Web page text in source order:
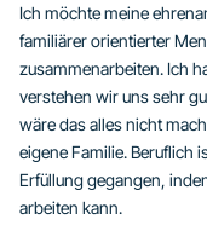
Ich möchte meine
familiärer orientierter
zusammenarbeiten. Ich
verstehen wir uns sehr
wäre das alles nicht
eigene Familie. Beruflich
Erfüllung gegangen,
arbeiten kann.